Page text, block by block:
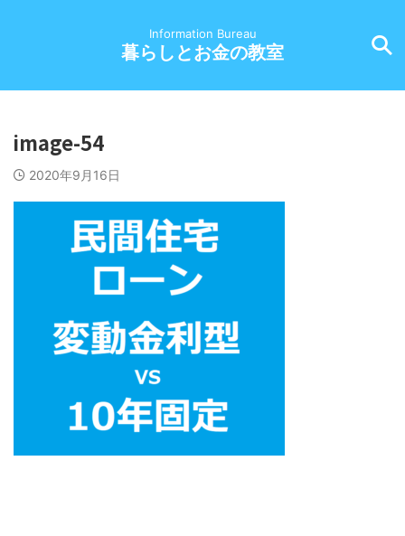
Information Bureau
暮らしとお金の教室
image-54
2020年9月16日